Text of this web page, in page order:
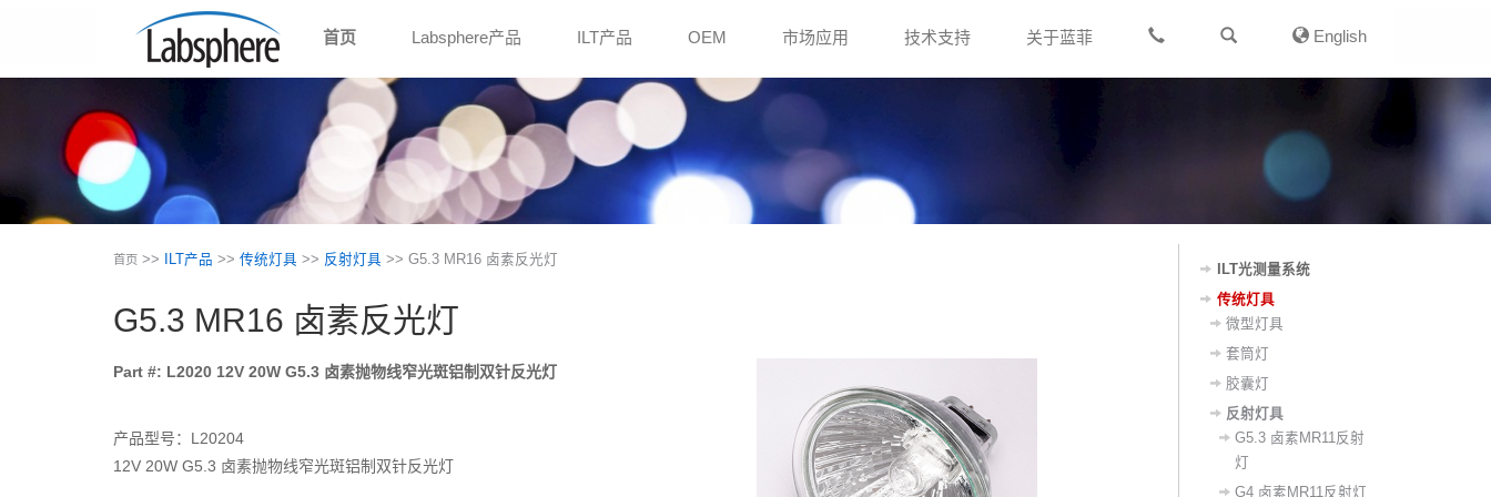
首页 Labsphere产品 ILT产品 OEM 市场应用 技术支持 关于蓝菲 English
首页 >> ILT产品 >> 传统灯具 >> 反射灯具 >> G5.3 MR16 卤素反光灯
G5.3 MR16 卤素反光灯
Part #: L2020 12V 20W G5.3 卤素抛物线窄光斑铝制双针反光灯
产品型号：L20204
12V 20W G5.3 卤素抛物线窄光斑铝制双针反光灯
ILT光测量系统
传统灯具
微型灯具
套筒灯
胶囊灯
反射灯具
G5.3 卤素MR11反射
灯
G4 卤素MR11反射灯